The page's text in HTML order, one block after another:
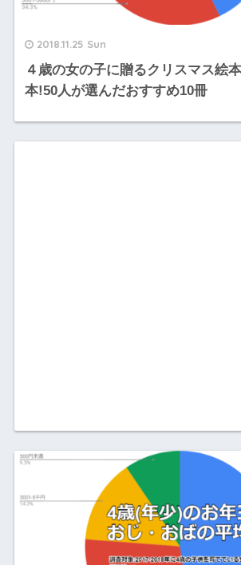
2018.11.25 Sun
４歳の女の子に贈るクリスマス絵
本!50人が選んだおすすめ10冊